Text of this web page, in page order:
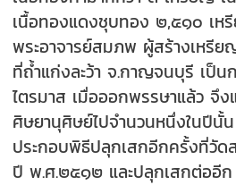
เนื้อทองแดงชุบทอง ๒,๕๑๐ เห
พระอาจารย์สมภพ ผู้สร้างเหรีย
ที่ถ้ำแก่งละว้า จ.กาญจนบุรี เป็น
ไตรมาส เมื่อออกพรรษาแล้ว จึ
ศิษยานุศิษย์ไปจำนวนหนึ่งในปีนั้
ประกอบพิธีปลุกเสกอีกครั้งที่วัดส
ปี พ.ศ.๒๕๑๒ และปลุกเสกต่ออี